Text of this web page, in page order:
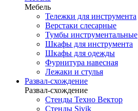
Мебель
Тележки для инструмента
Верстаки слесарные
Тумбы инструментальные
Шкафы для инструмента
Шкафы для одежды
Фурнитура навесная
Лежаки и стулья
Развал-схождение
Развал-схождение
Стенды Техно Вектор
Стенды Sivik